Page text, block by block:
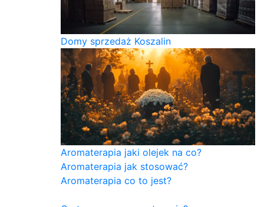
Domy sprzedaż Koszalin
Aromaterapia jaki olejek na co?
Aromaterapia jak stosować?
Aromaterapia co to jest?